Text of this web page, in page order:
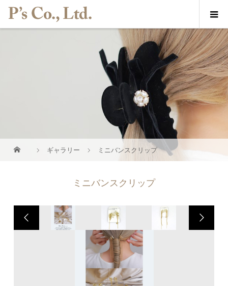
ギャラリー ミニバンスクリップ
ミニバンスクリップ